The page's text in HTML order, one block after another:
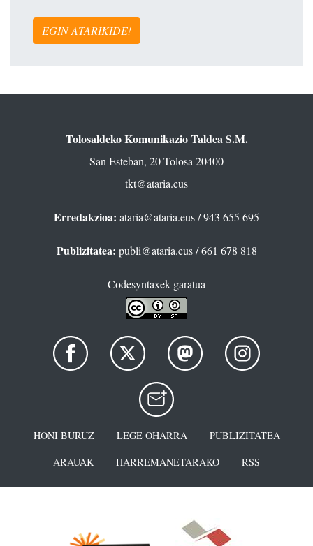
EGIN ATARIKIDE!
Tolosaldeko Komunikazio Taldea S.M.
San Esteban, 20 Tolosa 20400
tkt@ataria.eus
Erredakzioa: ataria@ataria.eus/ 943 655 695
Publizitatea: publi@ataria.eus/ 661 678 818
Codesyntaxek garatua
HONI BURUZ LEGE OHARRA
PUBLIZITATEA
ARAUAK
HARREMANETARAKO RSS